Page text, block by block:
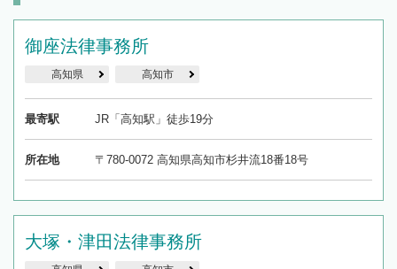
御座法律事務所
高知県 高知市
最寄駅 JR「高知駅」徒歩19分
所在地 〒780-0072 高知県高知市杉井流18番18号
大塚・津田法律事務所